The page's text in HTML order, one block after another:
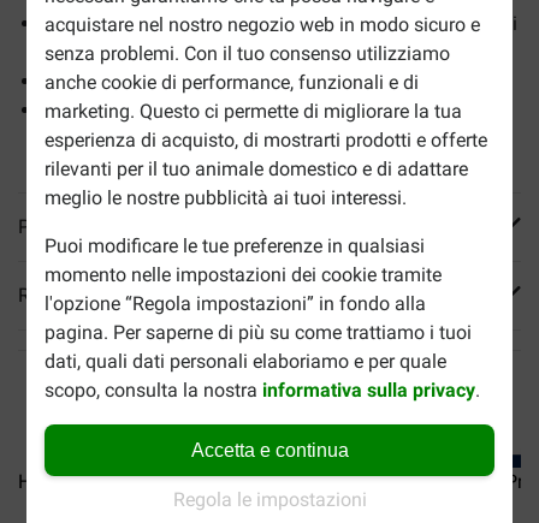
acquistare nel nostro negozio web in modo sicuro e
senza problemi. Con il tuo consenso utilizziamo
anche cookie di performance, funzionali e di
marketing. Questo ci permette di migliorare la tua
esperienza di acquisto, di mostrarti prodotti e offerte
rilevanti per il tuo animale domestico e di adattare
meglio le nostre pubblicità ai tuoi interessi.
Puoi modificare le tue preferenze in qualsiasi
momento nelle impostazioni dei cookie tramite
l'opzione “Regola impostazioni” in fondo alla
pagina. Per saperne di più su come trattiamo i tuoi
dati, quali dati personali elaboriamo e per quale
scopo, consulta la nostra informativa sulla privacy.
Accetta e continua
Regola le impostazioni
Alimento dietetico speciale per aiutare a ridurre i disturbi
urinari più comuni
Riduce il rischio di calcoli di struvite e ossalato di calcio
L'alimentazione permanente offre benefici ai gatti con
patologie alle vie urinarie.
Più informazioni
Reviews
Hill's Prescription Diet... Hill's Prescription Diet... Hill's